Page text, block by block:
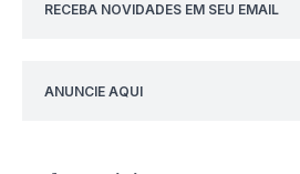
RECEBA NOVIDADES EM SEU EMAIL
ANUNCIE AQUI